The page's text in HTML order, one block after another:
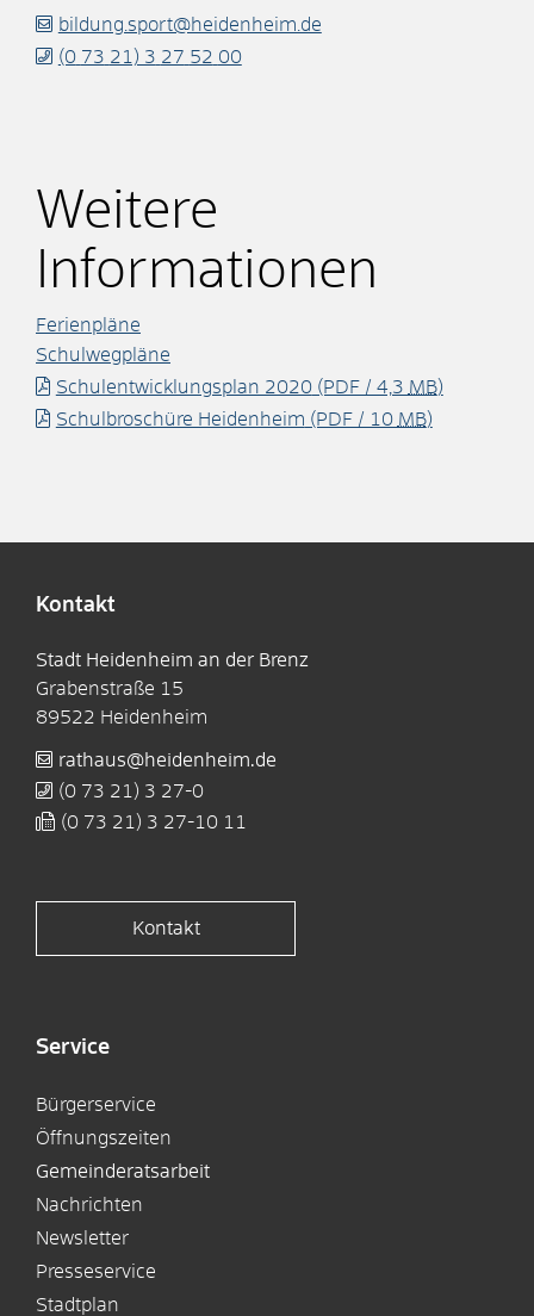
bildung.sport@heidenheim.de
(0 73 21) 3 27 52 00
Weitere
Informationen
Ferienpläne
Schulwegpläne
Schulentwicklungsplan 2020(PDF / 4,3 MB)
Schulbroschüre Heidenheim (PDF / 10 MB)
Kontakt
Stadt Heidenheim an der Brenz
Grabenstraße 15
89522 Heidenheim
rathaus@heidenheim.de
(0 73 21) 3 27-0
(0 73 21) 3 27-10 11
Kontakt
Service
Bürgerservice
Öffnungszeiten
Gemeinderatsarbeit
Nachrichten
Newsletter
Presseservice
Stadtplan